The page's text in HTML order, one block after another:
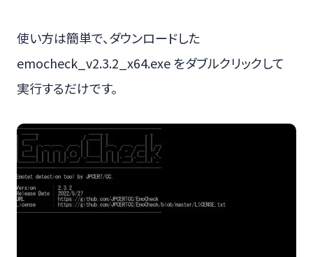
使い方は簡単で、ダウンロードした
emocheck_v2.3.2_x64.exe をダブルクリックして
実行するだけです。